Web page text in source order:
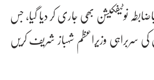
نوٹیفکیشن بھی جاری کر دیا گیا، جس
سربراہی وزیراعظم شہباز شریف کریں